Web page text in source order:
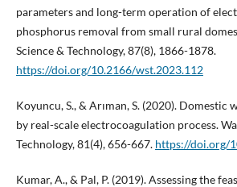
parameters and long-term operation of
phosphorus removal from small rural
Science & Technology, 87(8), 1866-1878.
https://doi.org/10.2166/wst.2023.112
Koyuncu, S., & Arıman, S. (2020).
by real-scale electrocoagulation process.
Technology, 81(4), 656-667. https://doi.org/
Kumar, A., & Pal, P. (2019). Assessing the